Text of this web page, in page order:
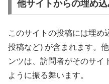
他サイトからの埋め
このサイトの投稿には埋め
投稿など) が含まれます。
ンツは、訪問者がそのサイ
ように振る舞います。